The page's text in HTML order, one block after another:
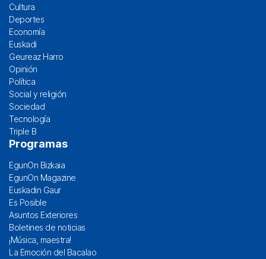
Cultura
Deportes
Economía
Euskadi
Geureaz Harro
Opinión
Política
Social y religión
Sociedad
Tecnología
Triple B
Programas
EgunOn Bizkaia
EgunOn Magazine
Euskadin Gaur
Es Posible
Asuntos Exteriores
Boletines de noticias
¡Música, maestra!
La Emoción del Bacalao